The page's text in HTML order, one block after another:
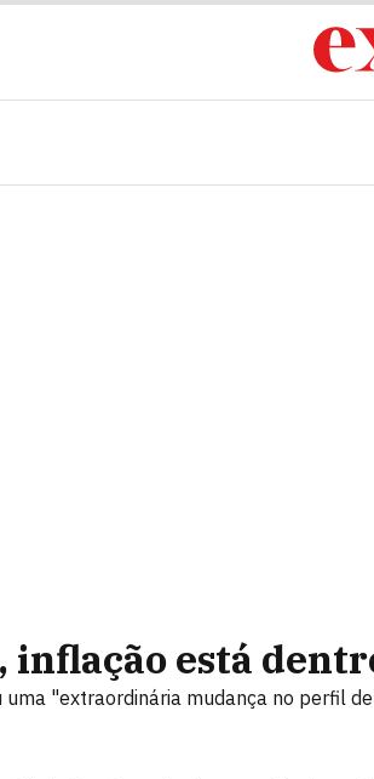
inflação está
uma "extraordinária mudança no perfil